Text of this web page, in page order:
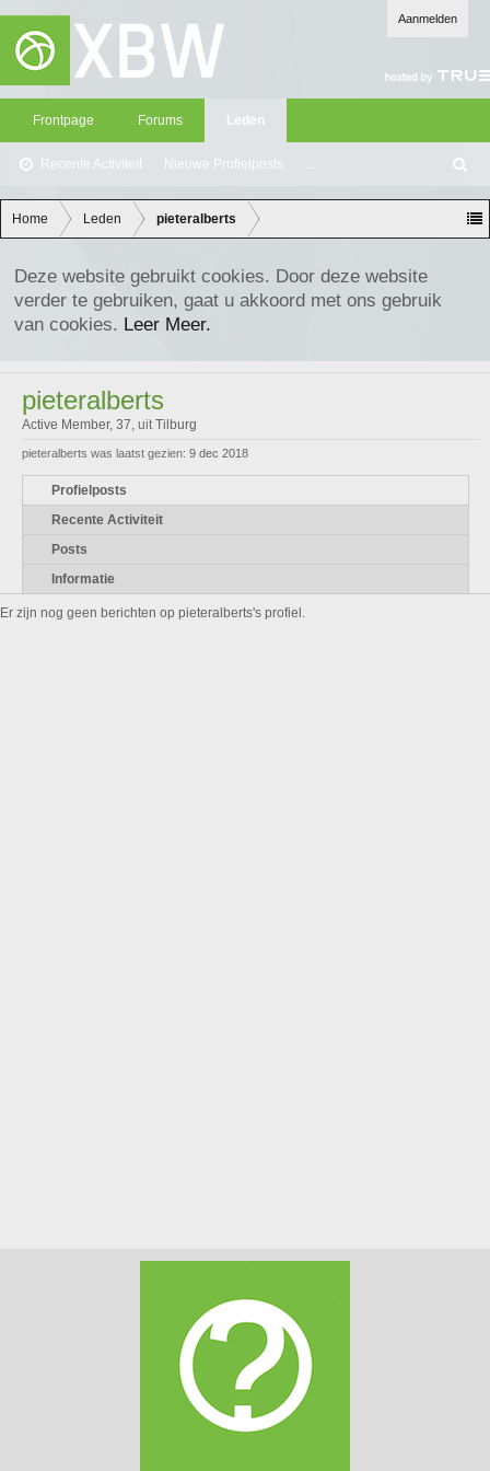
Aanmelden
Frontpage Forums Leden
Recente Activiteit Nieuwe Profielposts ...
oe
ke
n
Home Leden pieteralberts
Deze website gebruikt cookies. Door deze website
verder te gebruiken, gaat u akkoord met ons gebruik
van cookies. Leer Meer.
pieteralberts
Active Member, 37, uit Tilburg
pieteralberts was laatst gezien: 9 dec 2018
Profielposts
Recente Activiteit
Posts
Informatie
Er zijn nog geen berichten op pieteralberts's profiel.